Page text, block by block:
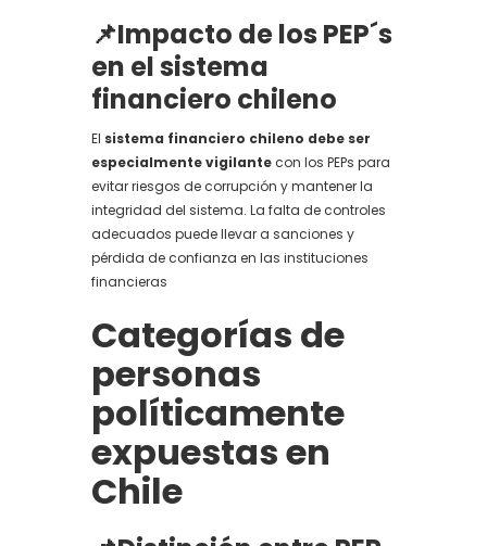
📌Impacto de los PEP´s
en el sistema
financiero chileno
El sistema financiero chileno debe ser
especialmente vigilantecon los PEPs para
evitar riesgos de corrupción y mantener la
integridad del sistema. La falta de controles
adecuados puede llevar a sanciones y
pérdida de confianza en las instituciones
financieras
Categorías de
personas
políticamente
expuestas en
Chile